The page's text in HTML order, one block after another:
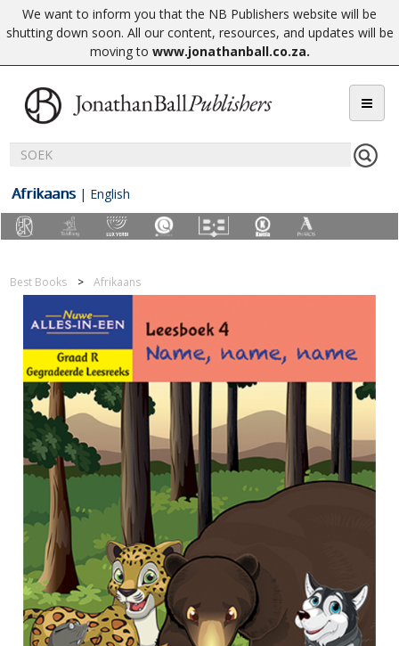
We want to inform you that the NB Publishers website will be
shutting down soon. All our content, resources, and updates will be
moving to www.jonathanball.co.za.
Afrikaans | English
Best Books Afrikaans